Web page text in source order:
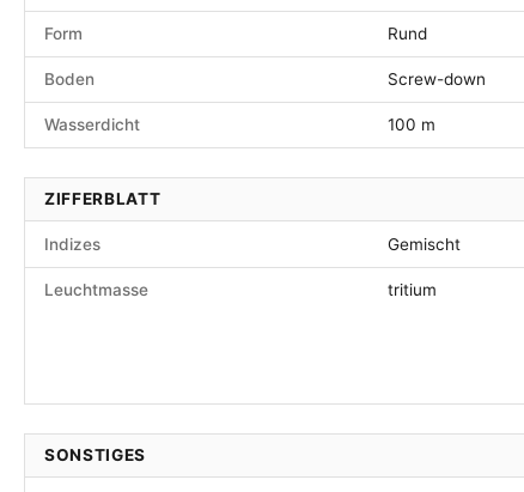
Form Rund
Boden Screw-down
Wasserdicht 100 m
ZIFFERBLATT
Indizes Gemischt
Leuchtmasse tritium
SONSTIGES